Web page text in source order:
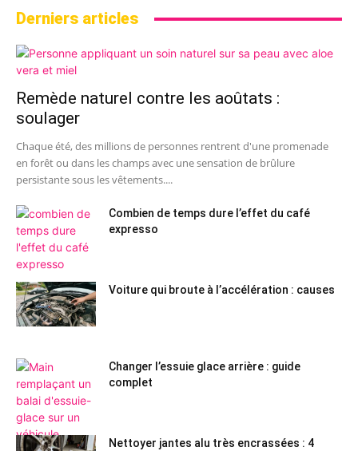
Derniers articles
Remède naturel contre les aoûtats :
soulager
Chaque été, des millions de personnes rentrent d'une promenade
en forêt ou dans les champs avec une sensation de brûlure
persistante sous les vêtements....
Combien de temps dure l’effet du café
expresso
Voiture qui broute à l’accélération : causes
Changer l’essuie glace arrière : guide
complet
Nettoyer jantes alu très encrassées : 4